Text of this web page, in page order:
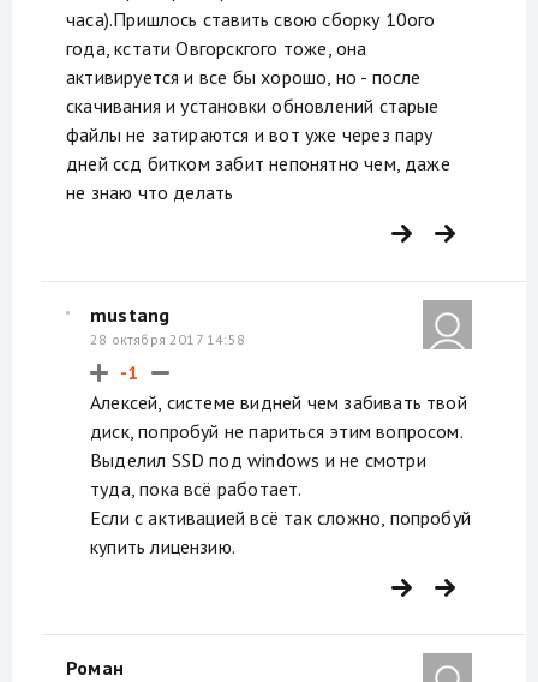
часа).Пришлось ставить свою сборку 10ого
года, кстати Овгорскгого тоже, она
активируется и все бы хорошо, но - после
скачивания и установки обновлений старые
файлы не затираются и вот уже через пару
дней ссд битком забит непонятно чем, даже
не знаю что делать
mustang
28 октября 2017 14:58
-1
Алексей, системе видней чем забивать твой
диск, попробуй не париться этим вопросом.
Выделил SSD под windows и не смотри
туда, пока всё работает.
Если с активацией всё так сложно, попробуй
купить лицензию.
Роман